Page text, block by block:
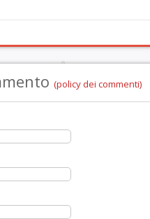
(policy dei commenti)